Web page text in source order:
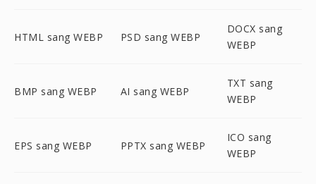
HTML sang WEBP PSD sang WEBP
DOCX sang
WEBP
BMP sang WEBP AI sang WEBP
TXT sang
WEBP
EPS sang WEBP PPTX sang WEBP
ICO sang
WEBP